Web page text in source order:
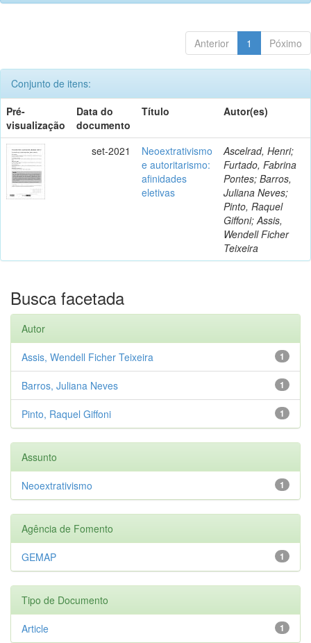
Anterior 1 Póximo
Conjunto de itens:
Pré-
visualização
Data do
documento
Título Autor(es)
set-2021
Neoextrativismo
e autoritarismo:
afinidades
eletivas
Ascelrad, Henri;
Furtado, Fabrina
Pontes; Barros,
Juliana Neves;
Pinto, Raquel
Giffoni; Assis,
Wendell Ficher
Teixeira
Busca facetada
Autor
1
Assis, Wendell Ficher Teixeira
1
Barros, Juliana Neves
1
Pinto, Raquel Giffoni
Assunto
1
Neoextrativismo
Agência de Fomento
1
GEMAP
Tipo de Documento
1
Article